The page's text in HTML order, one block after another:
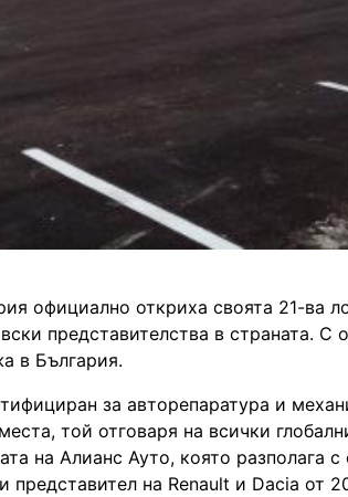
официално откриха своята 21-ва
представителства в страната. С
в България.
за авторепаратура и
той отговаря на всички
на Алианс Ауто, която разполага
на Renault и Dacia от